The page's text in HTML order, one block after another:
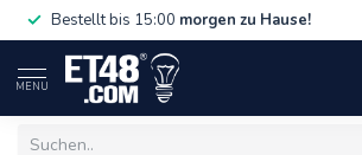
Bestellt bis 15:00 morgen zu Hause!
MENU